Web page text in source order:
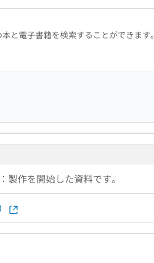
と電子書籍を検索することができます。
製作を開始した資料です。